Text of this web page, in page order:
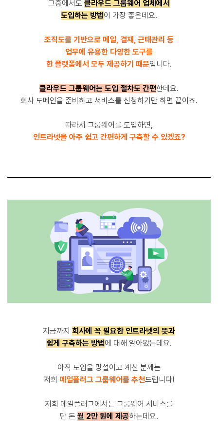
그중에서도 클라우드 그룹웨어 업체에서
도입하는 방법이 가장 좋은데요.
조직도를 기반으로 메일, 결재, 근태관리 등
업무에 유용한 다양한 도구를
한 플랫폼에서 모두 제공하기 때문입니다.
클라우드 그룹웨어는 도입 절차도 간편한데요.
회사 도메인을 준비하고 서비스를 신청하기만 하면 끝이죠.
따라서 그룹웨어를 도입하면,
인트라넷을 아주 쉽고 간편하게 구축할 수 있겠죠?
지금까지 회사에 꼭 필요한 인트라넷의 뜻과
쉽게 구축하는 방법에 대해 알아봤는데요.
아직 도입을 망설이고 계신 분께는
저희 메일플러그 그룹웨어를 추천드립니다!
저희 메일플러그에서는 그룹웨어 서비스를
단 돈 월 2만 원에 제공하는데요.